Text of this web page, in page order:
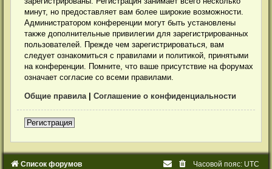
минут, но предоставляет вам более широкие возможности.
Администратором конференции могут быть установлены
также дополнительные привилегии для зарегистрированных
пользователей. Прежде чем зарегистрироваться, вам
следует ознакомиться с правилами и политикой, принятыми
на конференции. Помните, что ваше присутствие на форумах
означает согласие со всеми правилами.
Общие правила|Соглашение о конфиденциальности
Регистрация
Список форумов Часовой пояс: UTC